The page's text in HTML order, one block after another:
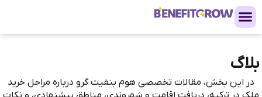
بلاگ
در این بخش، مقالات تخصصی هوم بنفیت گرو درباره مراحل خرید